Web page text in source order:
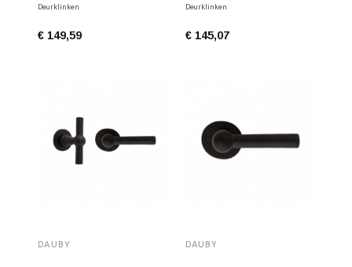
Deurklinken
€ 149,59
Deurklinken
€ 145,07
DAUBY DAUBY